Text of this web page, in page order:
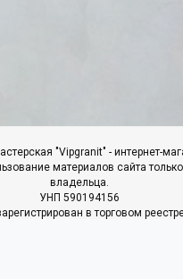
"Vipgranit" - интернет-
материалов сайта
владельца.
УНП 590194156
в торговом